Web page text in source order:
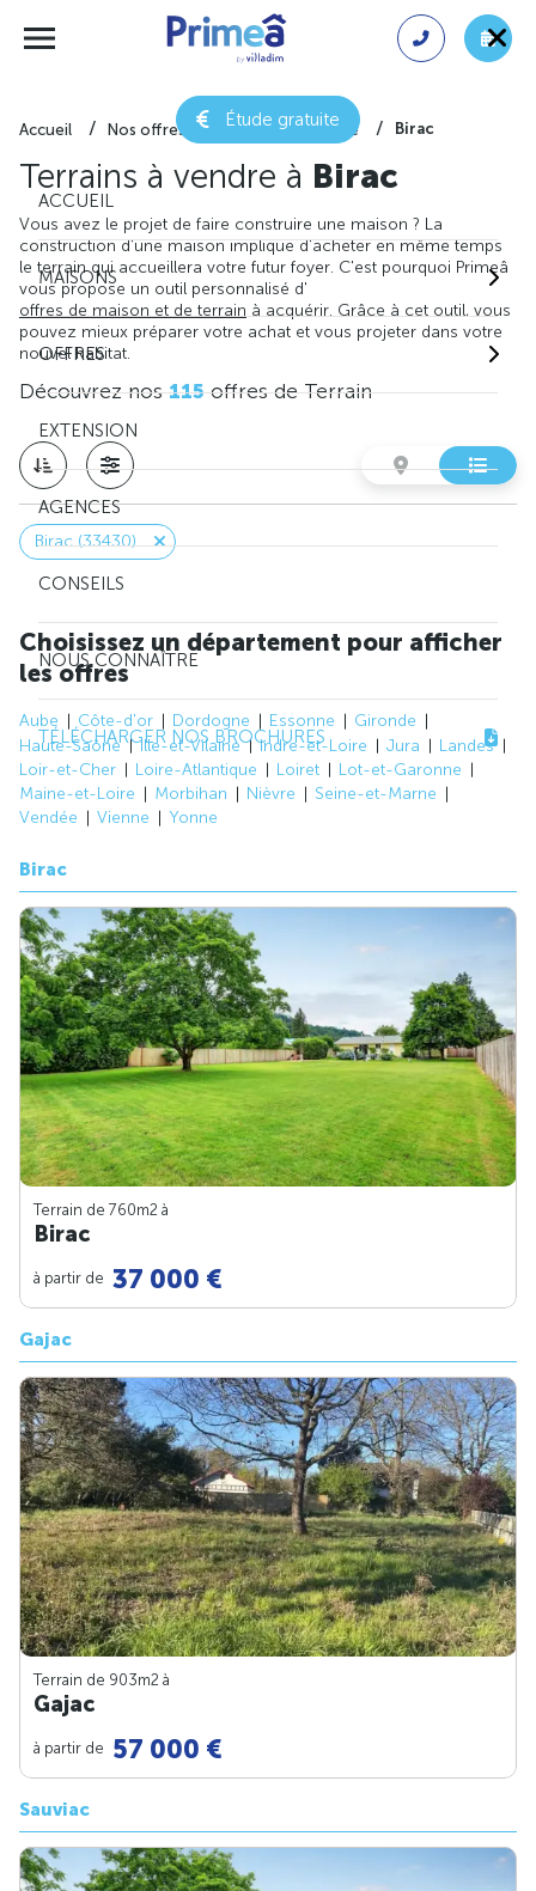
Étude gratuite
ACCUEIL
MAISONS
OFFRES
EXTENSION
AGENCES
CONSEILS
NOUS CONNAÎTRE
TÉLÉCHARGER NOS BROCHURES
Accueil Nos offres de terrain Gironde Birac
Terrains à vendre à Birac
Vous avez le projet de faire construire une maison ? La
construction d'une maison implique d'acheter en même temps
le terrain qui accueillera votre futur foyer. C'est pourquoi Primeâ
vous propose un outil personnalisé d'
offres de maison et de terrain à acquérir. Grâce à cet outil, vous
pouvez mieux préparer votre achat et vous projeter dans votre
nouvel habitat.
Découvrez nos115offres de Terrain
Birac (33430)
Choisissez un département pour afficher
les offres
Aube Côte-d'or Dordogne Essonne
Gironde
Haute-Saône
Ille-et-Vilaine Indre-et-Loire Jura
Landes
Loir-et-Cher
Loire-Atlantique Loiret
Lot-et-Garonne
Maine-et-Loire
Morbihan Nièvre
Seine-et-Marne
Vendée
Vienne Yonne
Birac
Terrain de 760m2 à
Birac
à partir de 37 000 €
Gajac
Terrain de 903m2 à
Gajac
à partir de 57 000 €
Sauviac